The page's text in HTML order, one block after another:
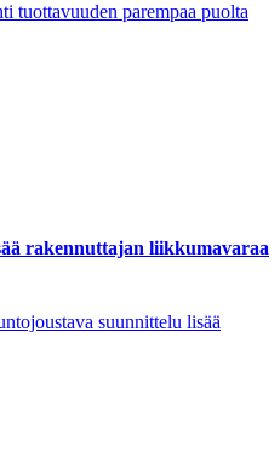
tuottavuuden parempaa puolta
rakennuttajan liikkumavaraa
suunnittelu lisää